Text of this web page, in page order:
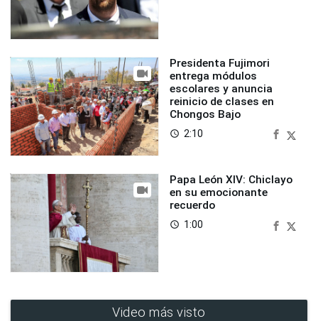
Presidenta Fujimori
entrega módulos
escolares y anuncia
reinicio de clases en
Chongos Bajo
access_time 2:10
Papa León XIV: Chiclayo
en su emocionante
recuerdo
access_time 1:00
Video más visto